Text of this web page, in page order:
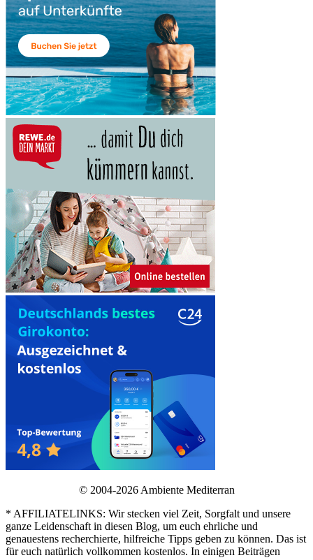
© 2004-2026 Ambiente Mediterran
* AFFILIATELINKS: Wir stecken viel Zeit, Sorgfalt und unsere
ganze Leidenschaft in diesen Blog, um euch ehrliche und
genauestens recherchierte, hilfreiche Tipps geben zu können. Das ist
für euch natürlich vollkommen kostenlos. In einigen Beiträgen